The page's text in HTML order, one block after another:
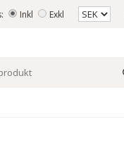
Inkl Exkl